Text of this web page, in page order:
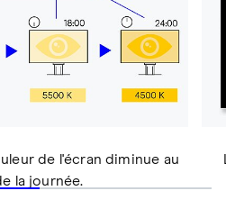
de l'écran diminue au
la journée.